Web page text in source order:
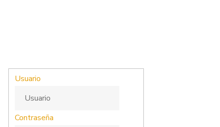
Usuario
Contraseña